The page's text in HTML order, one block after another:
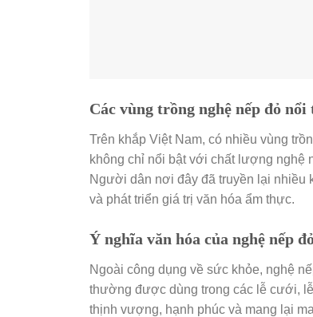
Các vùng trồng nghệ nếp đỏ nổi
Trên khắp Việt Nam, có nhiều vùng
không chỉ nổi bật với chất lượng nghệ
Người dân nơi đây đã truyền lại nhiều
và phát triển giá trị văn hóa ẩm thực.
Ý nghĩa văn hóa của nghệ nếp
Ngoài công dụng về sức khỏe, nghệ
thường được dùng trong các lễ cưới,
thịnh vượng, hạnh phúc và mang lại